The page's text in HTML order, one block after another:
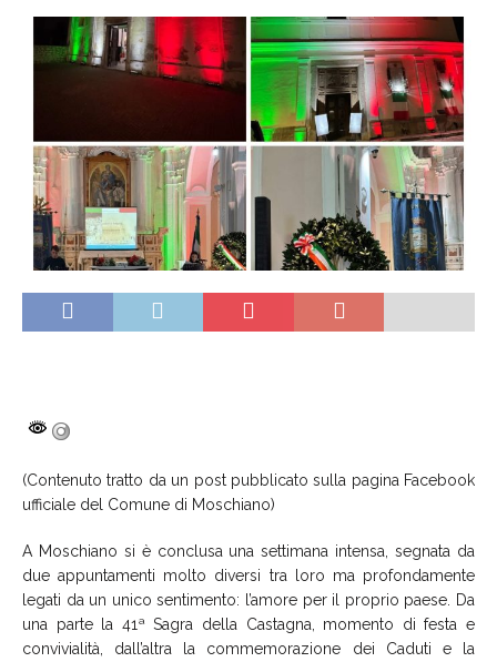
(Contenuto tratto da un post pubblicato sulla pagina Facebook
ufficiale del Comune di Moschiano)
A Moschiano si è conclusa una settimana intensa, segnata da
due appuntamenti molto diversi tra loro ma profondamente
legati da un unico sentimento: l’amore per il proprio paese. Da
una parte la 41ª Sagra della Castagna, momento di festa e
convivialità, dall’altra la commemorazione dei Caduti e la